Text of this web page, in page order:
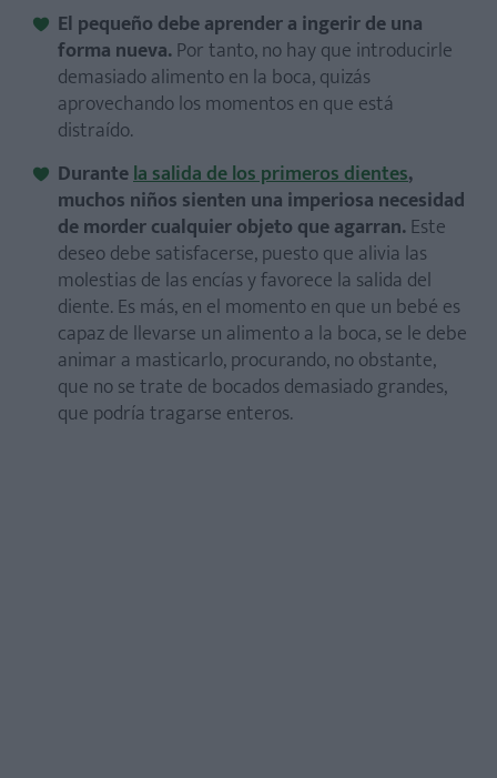
El pequeño debe aprender a ingerir de una
forma nueva.Por tanto, no hay que introducirle
demasiado alimento en la boca, quizás
aprovechando los momentos en que está
distraído.
Durantela salida de los primeros dientes,
muchos niños sienten una imperiosa necesidad
de morder cualquier objeto que agarran.Este
deseo debe satisfacerse, puesto que alivia las
molestias de las encías y favorece la salida del
diente. Es más, en el momento en que un bebé es
capaz de llevarse un alimento a la boca, se le debe
animar a masticarlo, procurando, no obstante,
que no se trate de bocados demasiado grandes,
que podría tragarse enteros.